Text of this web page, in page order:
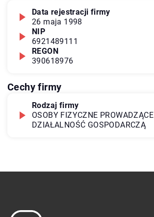
Data rejestracji firmy
26 maja 1998
NIP
6921489111
REGON
390618976
Cechy firmy
Rodzaj firmy
OSOBY FIZYCZNE PROWADZĄCE
DZIAŁALNOŚĆ GOSPODARCZĄ